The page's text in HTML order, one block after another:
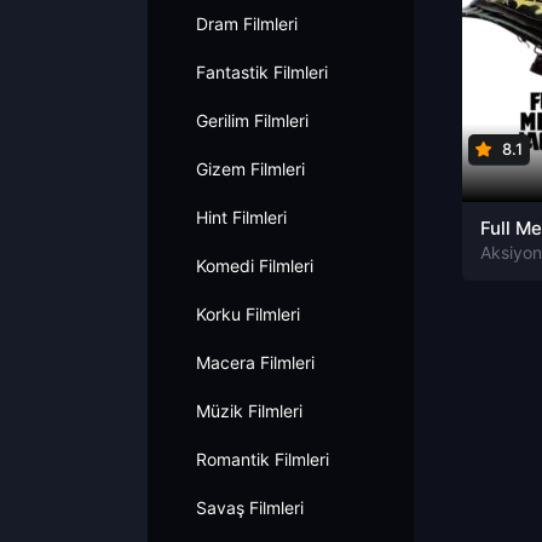
Dram Filmleri
Fantastik Filmleri
Gerilim Filmleri
Gizem Filmleri
Hint Filmleri
Komedi Filmleri
Korku Filmleri
Macera Filmleri
Müzik Filmleri
Romantik Filmleri
Savaş Filmleri
8.1